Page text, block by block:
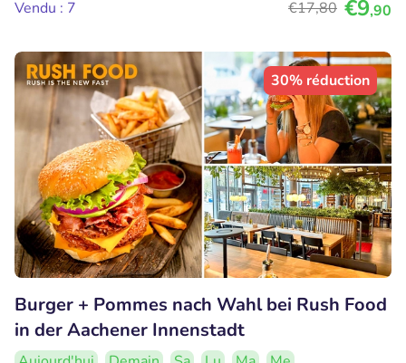
Vendu : 7
€17,80 €9,90
30% réduction
Burger + Pommes nach Wahl bei Rush Food
in der Aachener Innenstadt